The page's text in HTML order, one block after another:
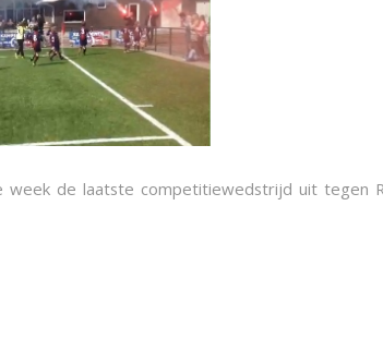
week de laatste competitiewedstrijd uit tegen